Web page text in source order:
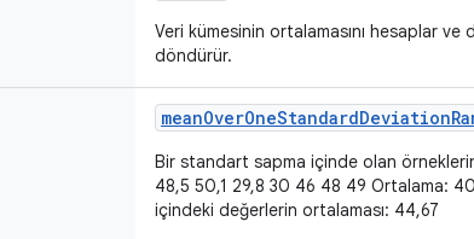
Veri kümesinin ortalamasını hesaplar
döndürür.
meanOverOneStandardDeviation
Bir standart sapma içinde olan
48,5 50,1 29,8 30 46 48 49 Ortalama:
içindeki değerlerin ortalaması: 44,67